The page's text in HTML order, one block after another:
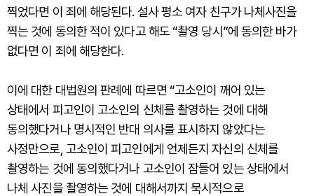
찍었다면 이 죄에 해당된다. 설사 평소 여자 친구가 나체사진을
찍는 것에 동의한 적이 있다고 해도 “촬영 당시”에 동의한 바가
없다면 이 죄에 해당한다.
이에 대한 대법원의 판례에 따르면 “고소인이 깨어 있는
상태에서 피고인이 고소인의 신체를 촬영하는 것에 대해
동의했다거나 명시적인 반대 의사를 표시하지 않았다는
사정만으로, 고소인이 피고인에게 언제든지 자신의 신체를
촬영하는 것에 동의했다거나 고소인이 잠들어 있는 상태에서
나체 사진을 촬영하는 것에 대해서까지 묵시적으로